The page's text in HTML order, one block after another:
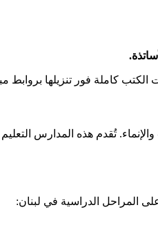
كاملة فور تنزيلها بروابط
تُقدم هذه المدارس
المراحل الدراسية في لبنان: